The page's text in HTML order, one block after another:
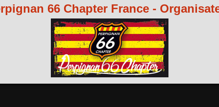
66 Chapter France -